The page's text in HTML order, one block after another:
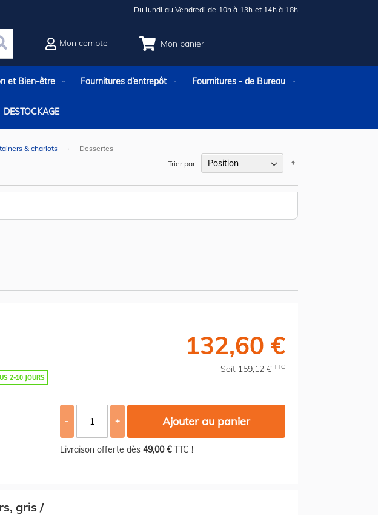
Du lundi au Vendredi de 10h à 13h et 14h à 18h
Mon panier
Rechercher
Mon compte
et Bien-être Fournitures d’entrepôt Fournitures - de Bureau
DESTOCKAGE
& chariots Dessertes
Trier par
2-10 JOURS
132,60 €
Soit 159,12 € TTC
- + Ajouter au panier
Livraison offerte dès 49,00 €TTC !
gris /